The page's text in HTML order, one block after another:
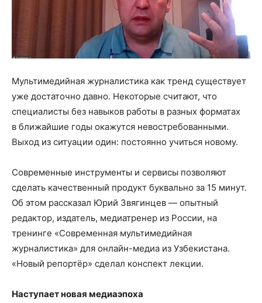
Мультимедийная журналистика как тренд существует
уже достаточно давно. Некоторые считают, что
специалисты без навыков работы в разных форматах
в ближайшие годы окажутся невостребованными.
Выход из ситуации один: постоянно учиться новому.
Современные инструменты и сервисы позволяют
сделать качественный продукт буквально за 15 минут.
Об этом рассказал Юрий Звягинцев — опытный
редактор, издатель, медиатренер из России, на
тренинге «Современная мультимедийная
журналистика» для онлайн-медиа из Узбекистана.
«Новый репортёр» сделал конспект лекции.
Наступает новая медиаэпоха